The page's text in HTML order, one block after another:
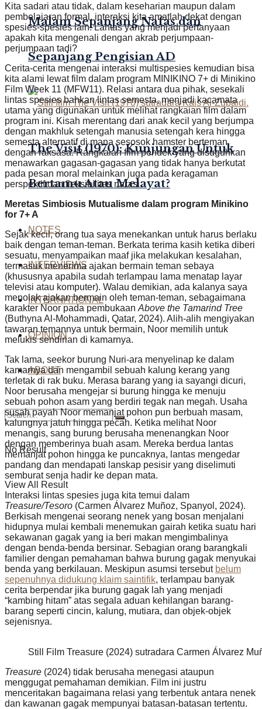
Malam Sepanjang Nafas dan
Sepanjang Pengisian AD
The Visit (1970): Kunjungan Untuk
Bertamu Atau Melayat?
NOTES
INTERVIEWS
INTERNATIONAL
OPINION
ABOUT
No Result
View All Result
Kita sadari atau tidak, dalam keseharian maupun dalam
pembelajaran formal, interaksi kita amatlah dekat dengan
spesies-spesies lain. Lantas yang menjadi pertanyaan
apakah kita mengenali dengan akrab perjumpaan-
perjumpaan tadi?
Cerita-cerita mengenai interaksi multispesies kemudian bisa
kita alami lewat film dalam program MINIKINO 7+ di Minikino
Film Week 11 (MFW11). Relasi antara dua pihak, sesekali
lintas spesies bahkan lintas semesta, menjadi kacamata
utama yang digunakan untuk melihat rangkaian film dalam
program ini. Kisah merentang dari anak kecil yang berjumpa
dengan makhluk setengah manusia setengah kera hingga
semesta alternatif di mana sesosok hamster berteman
dengan raksasa. Rangkaian film pendek yang disuguhkan
menawarkan gagasan-gagasan yang tidak hanya berkutat
pada pesan moral melainkan juga pada keragaman
perspektif dan fleksibilitas narasi.
Meretas Simbiosis Mutualisme dalam program Minikino
for 7+ A
Sejak kecil, orang tua saya menekankan untuk harus berlaku
baik dengan teman-teman. Berkata terima kasih ketika diberi
sesuatu, menyampaikan maaf jika melakukan kesalahan,
termasuk menerima ajakan bermain teman sebaya
(khususnya apabila sudah terlampau lama menatap layar
televisi atau komputer). Walau demikian, ada kalanya saya
menolak ajakan bermain oleh teman-teman, sebagaimana
karakter Noor pada pembukaan Above the Tamarind Tree
(Buthyna Al-Mohammadi, Qatar, 2024). Alih-alih mengiyakan
tawaran temannya untuk bermain, Noor memilih untuk
melukis sendirian di kamarnya.
Tak lama, seekor burung Nuri-ara menyelinap ke dalam
kamarnya dan mengambil sebuah kalung kerang yang
terletak di rak buku. Merasa barang yang ia sayangi dicuri,
Noor berusaha mengejar si burung hingga ke menuju
sebuah pohon asam yang berdiri tegak nan megah. Usaha
susah payah Noor memanjat pohon pun berbuah masam,
kalungnya jatuh hingga pecah. Ketika melihat Noor
menangis, sang burung berusaha menenangkan Noor
dengan memberinya buah asam. Mereka berdua lantas
memanjat pohon hingga ke puncaknya, lantas mengedar
pandang dan mendapati lanskap pesisir yang diselimuti
semburat senja hadir ke depan mata.
Interaksi lintas spesies juga kita temui dalam
Treasure/Tesoro (Carmen Álvarez Muñoz, Spanyol, 2024).
Berkisah mengenai seorang nenek yang bosan menjalani
hidupnya mulai kembali menemukan gairah ketika suatu hari
sekawanan gagak yang ia beri makan mengimbalinya
dengan benda-benda bersinar. Sebagian orang barangkali
familier dengan pemahaman bahwa burung gagak menyukai
benda yang berkilauan. Meskipun asumsi tersebut belum
sepenuhnya didukung klaim saintifik, terlampau banyak
cerita berpendar jika burung gagak lah yang menjadi
“kambing hitam” atas segala aduan kehilangan barang-
barang seperti cincin, kalung, mutiara, dan objek-objek
sejenisnya.
Still Film Treasure (2024) sutradara Carmen Álvarez
Treasure (2024) tidak berusaha menegasi ataupun
menggugat pemahaman demikian. Film ini justru
menceritakan bagaimana relasi yang terbentuk antara nenek
dan kawanan gagak mempunyai batasan-batasan tertentu.